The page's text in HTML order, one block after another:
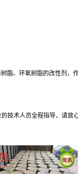
脂、环氧树脂的改性剂
技术人员全程指导，请